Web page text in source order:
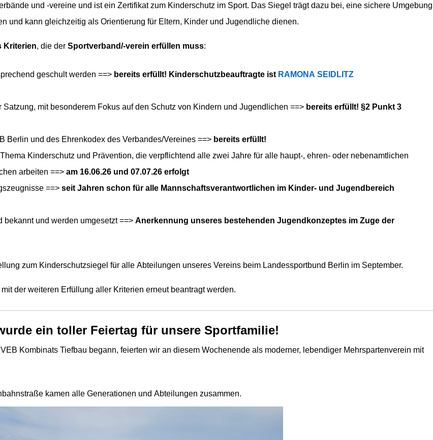
und -vereine und ist ein Zertifikat zum Kinderschutz im Sport. Das Siegel trägt dazu bei, eine sichere Umgebung
und kann gleichzeitig als Orientierung für Eltern, Kinder und Jugendliche dienen.
Kriterien, die der Sportverband/-verein erfüllen muss:
geschult werden ==> bereits erfüllt! Kinderschutzbeauftragte ist RAMONA SEIDLITZ
mit besonderem Fokus auf den Schutz von Kindern und Jugendlichen ==> bereits erfüllt! §2 Punkt 3
Berlin und des Ehrenkodex des Verbandes/Vereines ==> bereits erfüllt!
Kinderschutz und Prävention, die verpflichtend alle zwei Jahre für alle haupt-, ehren- oder nebenamtlichen
arbeiten ==> am 16.06.26 und 07.07.26 erfolgt
==> seit Jahren schon für alle Mannschaftsverantwortlichen im Kinder- und Jugendbereich
und werden umgesetzt ==> Anerkennung unseres bestehenden Jugendkonzeptes im Zuge der
zum Kinderschutzsiegel für alle Abteilungen unseres Vereins beim Landessportbund Berlin im September.
der weiteren Erfüllung aller Kriterien erneut beantragt werden.
ein toller Feiertag für unsere Sportfamilie!
Kombinats Tiefbau begann, feierten wir an diesem Wochenende als moderner, lebendiger Mehrspartenverein mit
kamen alle Generationen und Abteilungen zusammen.